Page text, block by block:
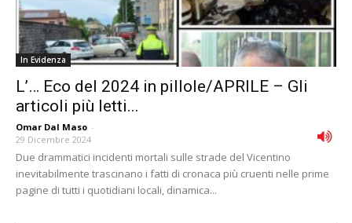
In Evidenza
L’… Eco del 2024 in pillole/APRILE – Gli
articoli più letti...
Omar Dal Maso -
29 Dicembre 2024
Due drammatici incidenti mortali sulle strade del Vicentino
inevitabilmente trascinano i fatti di cronaca più cruenti nelle prime
pagine di tutti i quotidiani locali, dinamica...